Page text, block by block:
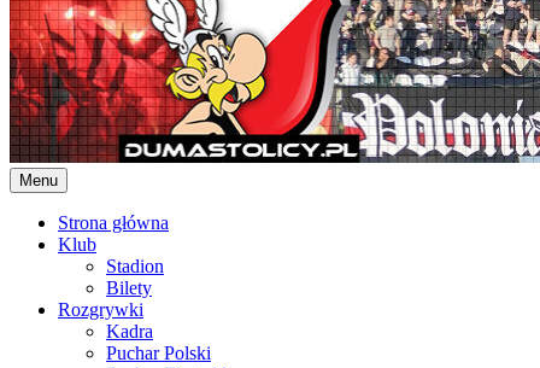
Menu
Strona główna
Klub
Stadion
Bilety
Rozgrywki
Kadra
Puchar Polski